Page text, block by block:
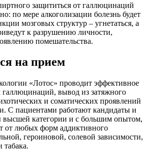
защититься от галлюцинаций
по мере алкоголизации болезнь будет
мозговых структур – угнетаться, а
к разрушению личности,
помешательства.
на прием
«Лотос» проводит эффективное
галлюцинаций, вывод из затяжного
и соматических проявлений
С пациентами работают кандидаты и
высшей категории и с большим опытом,
от любых форм аддиктивного
героиновой, солевой зависимости,
табака.